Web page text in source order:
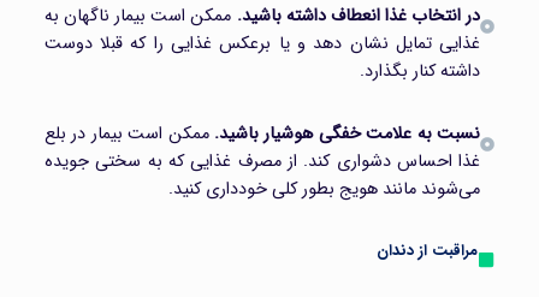
در انتخاب غذا انعطاف داشته باشید. ممکن است بیمار ناگهان به
غذایی تمایل نشان دهد و یا برعکس غذایی را که قبلا دوست
داشته کنار بگذارد.
نسبت به علامت خفگی هوشیار باشید.ممکن است بیمار در بلع
غذا احساس دشواری کند. از مصرف غذایی که به سختی جویده
می‌شوند مانند هویج بطور کلی خودداری کنید.
مراقبت از دندان